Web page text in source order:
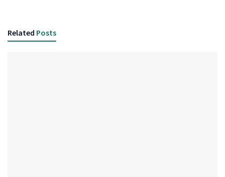
Related Posts